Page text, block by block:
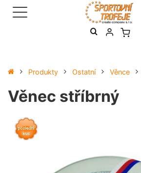
Produkty Ostatní Věnce
Věnec stříbrný